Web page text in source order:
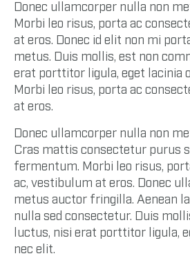
Donec ullamcorper nulla non
Morbi leo risus, porta ac
at eros. Donec id elit non mi
metus. Duis mollis, est non
erat porttitor ligula, eget lacinia
Morbi leo risus, porta ac
at eros.
Donec ullamcorper nulla non
Cras mattis consectetur purus
fermentum. Morbi leo risus,
ac, vestibulum at eros. Donec
metus auctor fringilla. Aenean
nulla sed consectetur. Duis
luctus, nisi erat porttitor ligula,
nec elit.